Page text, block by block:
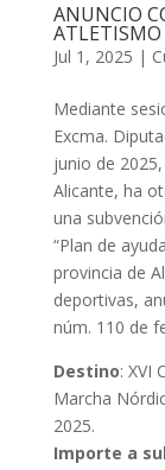
ANUNCIO
Jul 1, 2025 |
Mediante
Excma.
junio de
Alicante, ha
una
“Plan de
provincia de
deportivas,
núm. 110 de
Destino: XVI
Marcha
2025.
Importe a